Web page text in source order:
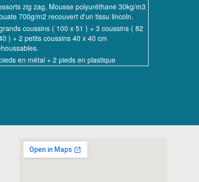
zig zag, Mousse polyuréthane 30kg/m3
700g/m2 recouvert d'un tissu lincoln.
coussins ( 100 x 51 ) + 3 coussins ( 82
) + 2 petits coussins 40 x 40 cm
en métal + 2 pieds en plastique